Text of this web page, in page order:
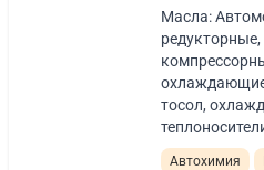
Масла:
тосол,
Автохимия